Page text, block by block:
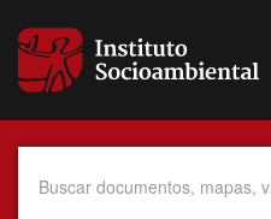
para
conteúdo